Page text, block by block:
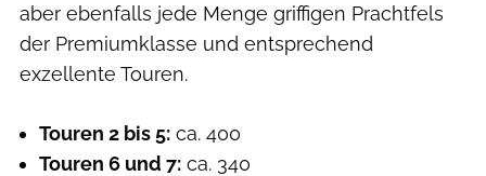
aber ebenfalls jede Menge griffigen Prachtfels
der Premiumklasse und entsprechend
exzellente Touren.
Touren 2 bis 5: ca. 400
Touren 6 und 7: ca. 340